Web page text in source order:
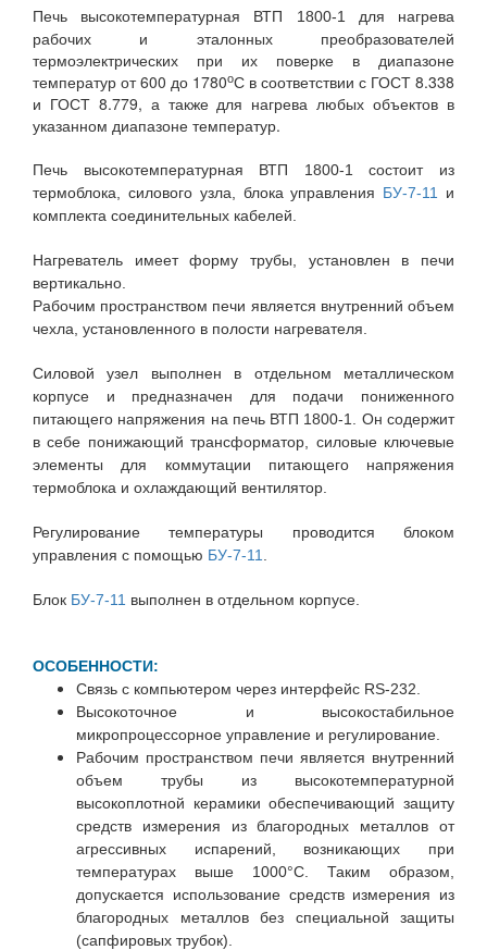
Печь высокотемпературная ВТП 1800-1 для нагрева
рабочих и эталонных преобразователей
термоэлектрических при их поверке в диапазоне
температур от 600 до 1780оС в соответствии с ГОСТ 8.338
и ГОСТ 8.779, а также для нагрева любых объектов в
указанном диапазоне температур.
Печь высокотемпературная ВТП 1800-1 состоит из
термоблока, силового узла, блока управления БУ-7-11
и
комплекта соединительных кабелей.
Нагреватель имеет форму трубы, установлен в печи
вертикально.
Рабочим пространством печи является внутренний объем
чехла, установленного в полости нагревателя.
Силовой узел выполнен в отдельном металлическом
корпусе и предназначен для подачи пониженного
питающего напряжения на печь ВТП 1800-1. Он содержит
в себе понижающий трансформатор, силовые ключевые
элементы для коммутации питающего напряжения
термоблока и охлаждающий вентилятор.
Регулирование температуры проводится блоком
управления с помощью БУ-7-11
Блок БУ-7-11 выполнен в отдельном корпусе.
ОСОБЕННОСТИ:
Связь с компьютером через интерфейс RS-232.
Высокоточное и высокостабильное
микропроцессорное управление и регулирование.
Рабочим пространством печи является внутренний
объем трубы из высокотемпературной
высокоплотной керамики обеспечивающий защиту
средств измерения из благородных металлов от
агрессивных испарений, возникающих при
температурах выше 1000°С.
Таким образом,
допускается использование средств измерения из
благородных металлов без специальной защиты
(сапфировых трубок).